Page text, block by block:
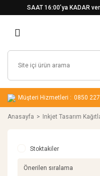
SAAT 16:00’ya KADAR
Müşteri Hizmetleri : 0850
Anasayfa Inkjet Tasarım
Stoktakiler